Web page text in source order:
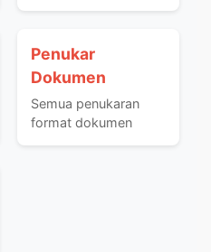
Penukar
Dokumen
Semua penukaran
format dokumen